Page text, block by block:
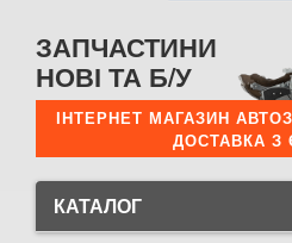
ЗАПЧАСТИНИ
НОВІ ТА Б/У
ІНТЕРНЕТ МАГАЗИН
ДОСТАВКА З
КАТАЛОГ